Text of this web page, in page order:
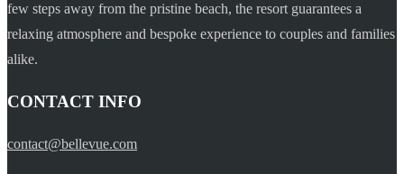
few steps away from the pristine beach, the resort guarantees a
relaxing atmosphere and bespoke experience to couples and families
alike.
CONTACT INFO
contact@bellevue.com